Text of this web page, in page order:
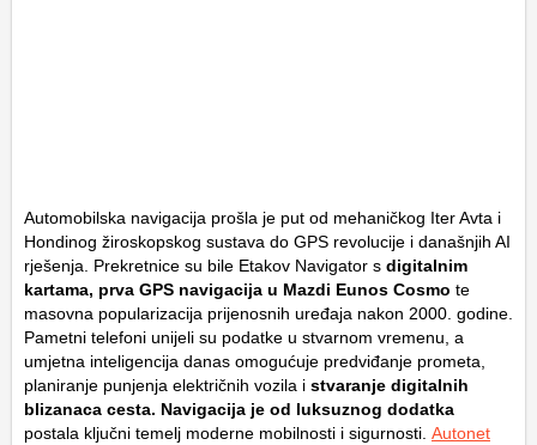
Automobilska navigacija prošla je put od mehaničkog Iter Avta i
Hondinog žiroskopskog sustava do GPS revolucije i današnjih AI
rješenja. Prekretnice su bile Etakov Navigator s digitalnim
kartama, prva GPS navigacija u Mazdi Eunos Cosmo te
masovna popularizacija prijenosnih uređaja nakon 2000. godine.
Pametni telefoni unijeli su podatke u stvarnom vremenu, a
umjetna inteligencija danas omogućuje predviđanje prometa,
planiranje punjenja električnih vozila i stvaranje digitalnih
blizanaca cesta. Navigacija je od luksuznog dodatka
postala ključni temelj moderne mobilnosti i sigurnosti. Autonet